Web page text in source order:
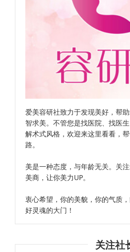
爱美容研社致力于发现美好，帮
智求美。不管您是找医院、找医
解术式风格，欢迎来这里看看，
路。
美是一种态度，与年龄无关。关
美商，让你美力UP。
衷心希望，你的美貌，你的气质
好灵魂的大门！
关注社